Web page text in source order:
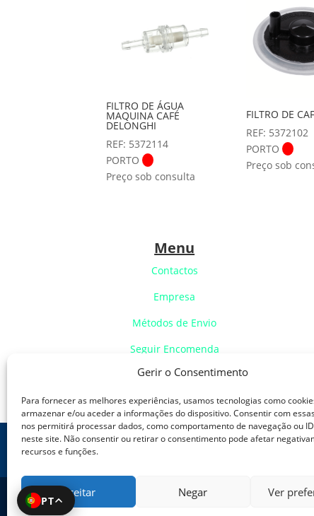
Gerir o Consentimento
Para fornecer as melhores experiências, usamos tecnologias como
armazenar e/ou aceder a informações do dispositivo. Consentir com
nos permitirá processar dados, como comportamento de navegação ou
neste site. Não consentir ou retirar o consentimento pode afetar
recursos e funções.
Aceitar Negar Ver
PT
FILTRO DE ÁGUA
MAQUINA CAFÉ
DELONGHI
REF: 5372114
PORTO
Preço sob consulta
FILTRO DE
REF: 5372102
PORTO
Preço sob
Menu
Contactos
Empresa
Métodos de Envio
Seguir Encomenda
Identificação de Modelo